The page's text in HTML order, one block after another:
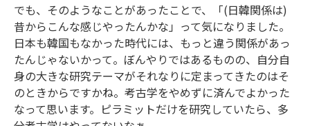
でも、そのようなことがあったことで、「(日韓関係は)
昔からこんな感じやったんかな」って気になりました。
日本も韓国もなかった時代には、もっと違う関係があっ
たんじゃないかって。ぼんやりではあるものの、自分自
身の大きな研究テーマがそれなりに定まってきたのはそ
のときからですかね。考古学をやめずに済んでよかった
なって思います。ピラミットだけを研究していたら、多